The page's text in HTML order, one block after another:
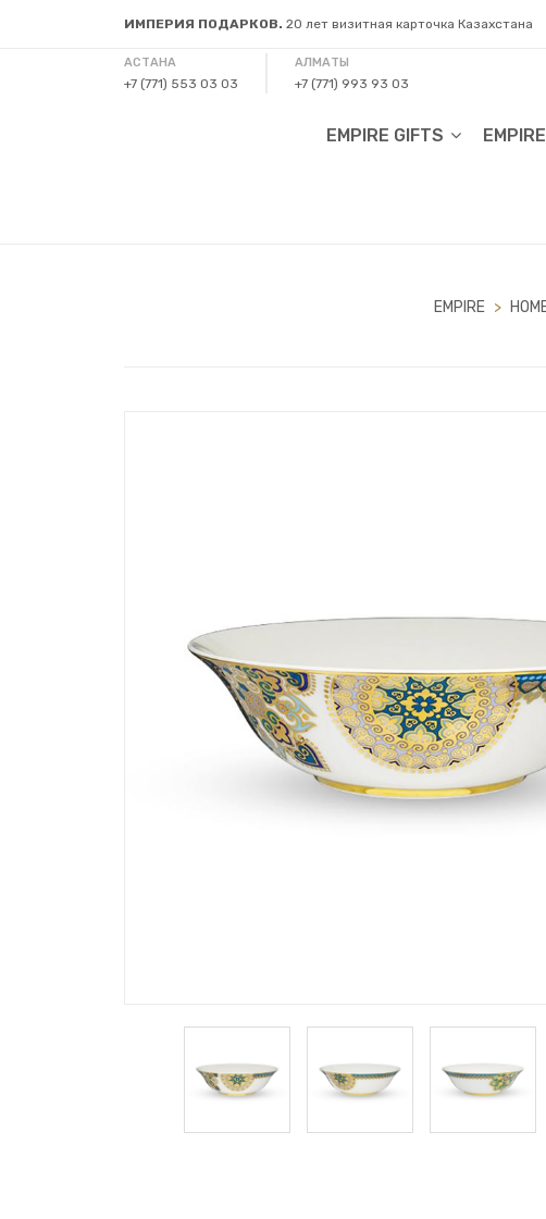
ИМПЕРИЯ ПОДАРКОВ. 20 лет визитная карточка Казахстана
АСТАНА
+7 (771) 553 03 03
АЛМАТЫ
+7 (771) 993 93 03
EMPIRE GIFTS
EMPIRE >